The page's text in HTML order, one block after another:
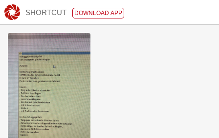
SHORTCUT DOWNLOAD APP